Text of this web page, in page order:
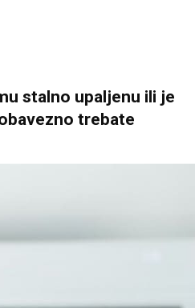
stalno upaljenu ili je
trebate